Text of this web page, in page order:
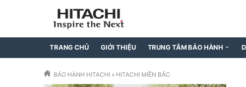
TRANG CHỦ GIỚI THIỆU TRUNG TÂM BẢO HÀNH
BẢO HÀNH HITACHI » HITACHI MIỀN BẮC